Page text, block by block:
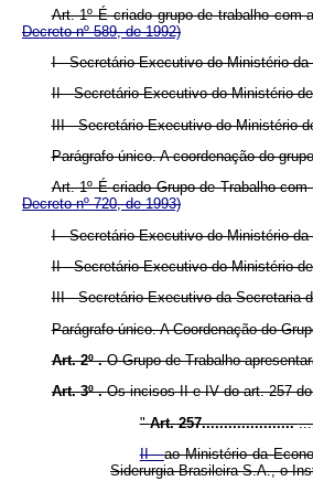
Art. 1º É criado grupo de trabalho com
Decreto nº 589, de 1992)
I - Secretário-Executivo do Ministério
II - Secretário-Executivo do Ministério
III - Secretário-Executivo do Ministério
Parágrafo único. A coordenação do
Art. 1º É criado Grupo de Trabalho
Decreto nº 720, de 1993)
I - Secretário-Executivo do Ministério
II - Secretário-Executivo do Ministério
III - Secretário-Executivo da Secretaria
Parágrafo único. A Coordenação do
Art. 2º .O Grupo de Trabalho
Art. 3º .Os incisos II e IV do art. 257
"Art. 257.....................
II -ao Ministério da
Siderurgia Brasileira S.A., o